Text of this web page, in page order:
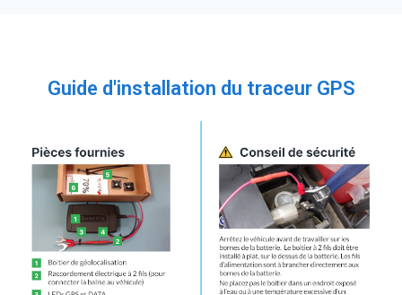
Guide d'installation du traceur GPS